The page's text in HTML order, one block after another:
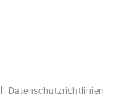
Datenschutzrichtlinien